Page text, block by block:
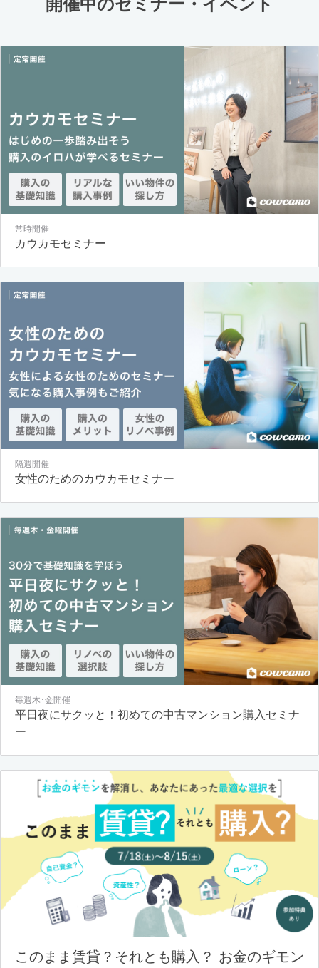
開催中のセミナー・イベント
常時開催
カウカモセミナー
隔週開催
女性のためのカウカモセミナー
毎週木･金開催
平日夜にサクッと！初めての中古マンション購入セミナ
ー
このまま賃貸？それとも購入？ お金のギモン